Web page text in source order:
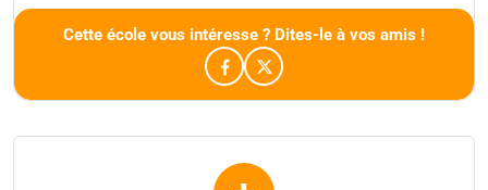
Cette école vous intéresse ? Dites-le à vos amis !